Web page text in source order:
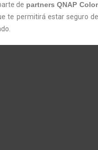
de partners QNAP
te permitirá estar seguro